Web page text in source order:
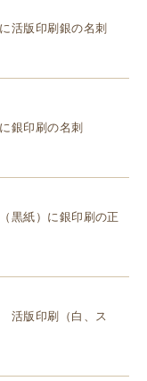
活版印刷銀の名刺
銀印刷の名刺
黒紙）に銀印刷の正
活版印刷（白、ス